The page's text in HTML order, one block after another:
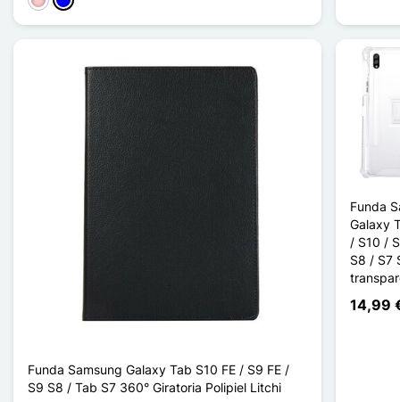
Funda Samsung Galaxy Tab S10 FE / S9 FE /
S9 S8 / Tab S7 360° Giratoria Polipiel Litchi
Funda
Galaxy
/ S10 /
S8 / S7
14,99